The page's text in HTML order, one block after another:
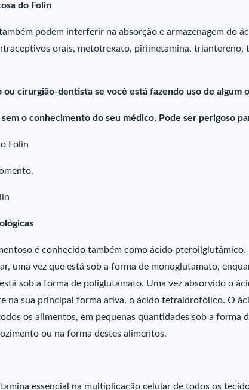
do Folin
podem interferir na absorção e armazenagem do
orais, metotrexato, pirimetamina, triantereno,
ou cirurgião-dentista se você está fazendo uso de algum
o conhecimento do seu médico. Pode ser perigoso
Folin
é conhecido também como ácido pteroilglutâmico.
uma vez que está sob a forma de monoglutamato,
sob a forma de poliglutamato. Uma vez absorvido o
na sua principal forma ativa, o ácido tetraidrofólico. O
os alimentos, em pequenas quantidades sob a forma
ou na forma destes alimentos.
essencial na multiplicação celular de todos os